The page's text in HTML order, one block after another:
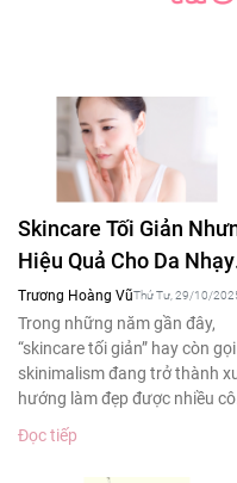
Skincare Tối Giản
Hiệu Quả Cho Da Nhạy
Cảm – Xu Hướng Làm
Đẹp 2025
Trương Hoàng VũThứ Tư, 29/10/
Trong những năm gần đây,
“skincare tối giản” hay còn
skinimalism đang trở thành
hướng làm đẹp được nhiều cô
gái yêu thích....
Đọc tiếp